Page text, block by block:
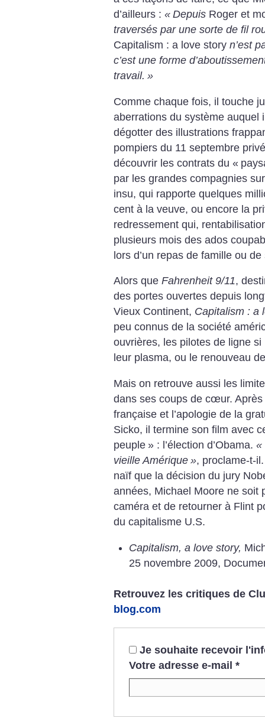
d’ailleurs : « Depuis Roger et
traversés par une sorte de fil
Capitalism : a love story n’est
c’est une forme
travail. »
Comme chaque fois, il touche
aberrations du système auquel
dégotter des illustrations
pompiers du 11 septembre
découvrir les contrats du «
par les grandes compagnies
insu, qui rapporte quelques
cent à la veuve, ou encore la
redressement qui,
plusieurs mois des ados
lors d’un repas de famille ou
Alors que Fahrenheit 9/11,
des portes ouvertes depuis
Vieux Continent, Capitalism : a
peu connus de la société
ouvrières, les pilotes de ligne
leur plasma, ou le renouveau
Mais on retrouve aussi les
dans ses coups de cœur.
française et l’apologie de la
Sicko, il termine son film avec
peuple » : l’élection d’Obama. «
vieille Amérique », proclame-t-
naïf que la décision du jury
années, Michael Moore ne soit
caméra et de retourner à Flint
du capitalisme U.S.
Capitalism, a love story,
25 novembre 2009,
Retrouvez les critiques de
blog.com
Je souhaite recevoir
Votre adresse e-mail *